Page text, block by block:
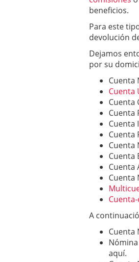
beneficios.
Para este
devolución
Dejamos
por su
Cuenta
Cuenta
Cuenta
Cuenta
Cuenta
Cuenta
Cuenta
Cuenta
Cuenta
Cuenta
A
Cuenta
aquí.